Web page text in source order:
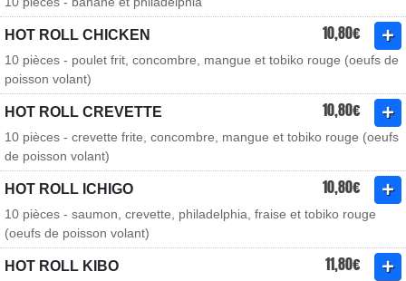
HOT ROLL CHICKEN 10,80€
10 pièces - poulet frit, concombre, mangue et tobiko rouge (oeufs de
poisson volant)
HOT ROLL CREVETTE 10,80€
10 pièces - crevette frite, concombre, mangue et tobiko rouge (oeufs
de poisson volant)
HOT ROLL ICHIGO 10,80€
10 pièces - saumon, crevette, philadelphia, fraise et tobiko rouge
(oeufs de poisson volant)
HOT ROLL KIBO 11,80€